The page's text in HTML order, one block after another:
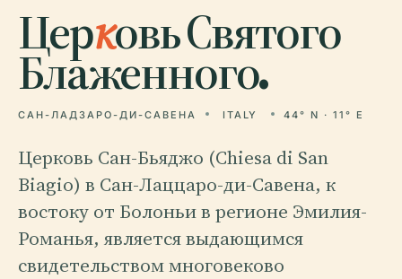
Церковь Святого
Блаженного.
САН-ЛАДЗАРО-ДИ-САВЕНА ITALY 44° N · 11° E
Церковь Сан-Бьяджо (Chiesa di San
Biagio) в Сан-Лаццаро-ди-Савена, к
востоку от Болоньи в регионе Эмилия-
Романья, является выдающимся
свидетельством многовеково